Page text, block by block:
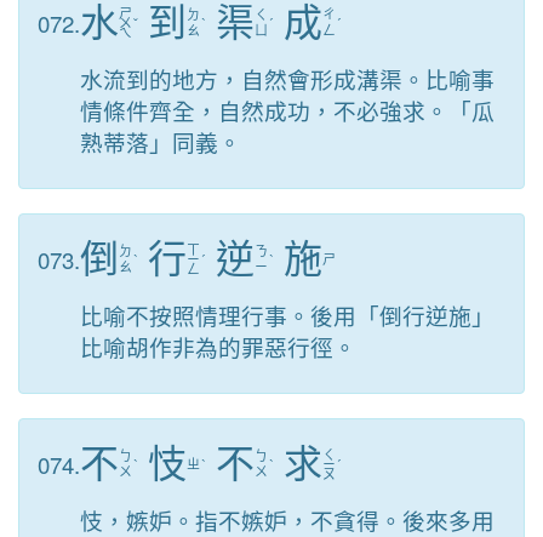
072.水ㄕ
ㄨ
ㄟ
ˇ 到
ㄉ
ㄠˋ 渠 ㄑ
ˊ 成ㄔ
ㄥ ˊ
水流到的地方，自然會形成溝渠。比喻事
情條件齊全，自然成功，不必強求。「瓜
熟蒂落」同義。
073.倒
ㄉ
ㄠˋ 行ㄒ
ㄧ
ㄥ
ˊ 逆 ㄋ
ㄧˋ 施ㄕ
比喻不按照情理行事。後用「倒行逆施」
比喻胡作非為的罪惡行徑。
074.不 ㄅ
ㄨ ˋ 忮ㄓˋ 不 ㄅ
ㄨ ˋ 求 ㄑ
ㄧ
ㄡ
ˊ
忮，嫉妒。指不嫉妒，不貪得。後來多用